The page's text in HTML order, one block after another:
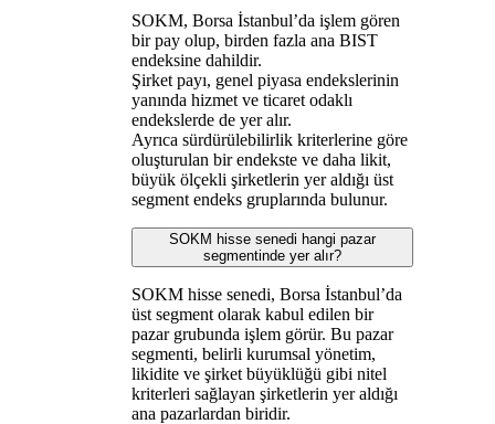
SOKM, Borsa İstanbul’da işlem gören
bir pay olup, birden fazla ana BIST
endeksine dahildir.
Şirket payı, genel piyasa endekslerinin
yanında hizmet ve ticaret odaklı
endekslerde de yer alır.
Ayrıca sürdürülebilirlik kriterlerine göre
oluşturulan bir endekste ve daha likit,
büyük ölçekli şirketlerin yer aldığı üst
segment endeks gruplarında bulunur.
SOKM hisse senedi hangi pazar
segmentinde yer alır?
SOKM hisse senedi, Borsa İstanbul’da
üst segment olarak kabul edilen bir
pazar grubunda işlem görür. Bu pazar
segmenti, belirli kurumsal yönetim,
likidite ve şirket büyüklüğü gibi nitel
kriterleri sağlayan şirketlerin yer aldığı
ana pazarlardan biridir.